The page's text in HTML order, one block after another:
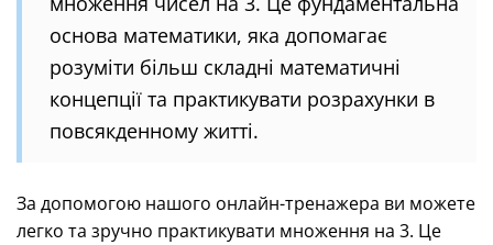
основа математики, яка допомагає
розуміти більш складні математичні
концепції та практикувати розрахунки в
повсякденному житті.
За допомогою нашого онлайн-тренажера ви можете
легко та зручно практикувати множення на 3. Це